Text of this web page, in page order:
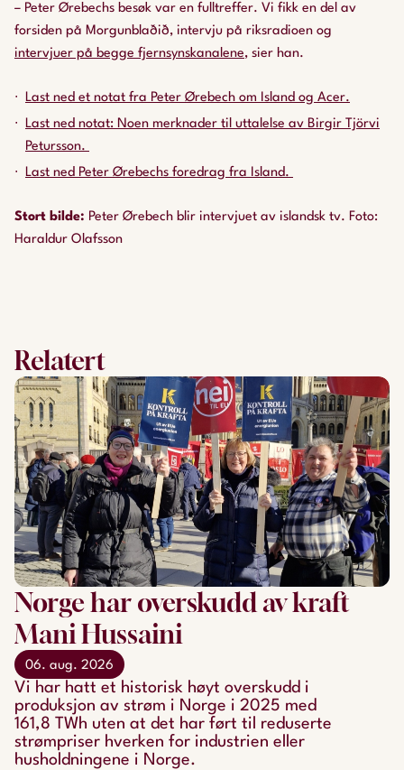
– Peter Ørebechs besøk var en fulltreffer. Vi fikk en del av
forsiden på Morgunblaðið, intervju på riksradioen og
intervjuer på begge fjernsynskanalene, sier han.
Last ned et notat fra Peter Ørebech om Island og Acer.
Last ned notat: Noen merknader til uttalelse av Birgir Tjörvi
Petursson.
Last ned Peter Ørebechs foredrag fra Island.
Stort bilde: Peter Ørebech blir intervjuet av islandsk tv. Foto:
Haraldur Olafsson
Relatert
Norge har overskudd av kraft
Mani Hussaini
06. aug. 2026
Vi har hatt et historisk høyt overskudd i
produksjon av strøm i Norge i 2025 med
161,8 TWh uten at det har ført til reduserte
strømpriser hverken for industrien eller
husholdningene i Norge.